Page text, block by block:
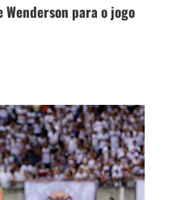
para o jogo